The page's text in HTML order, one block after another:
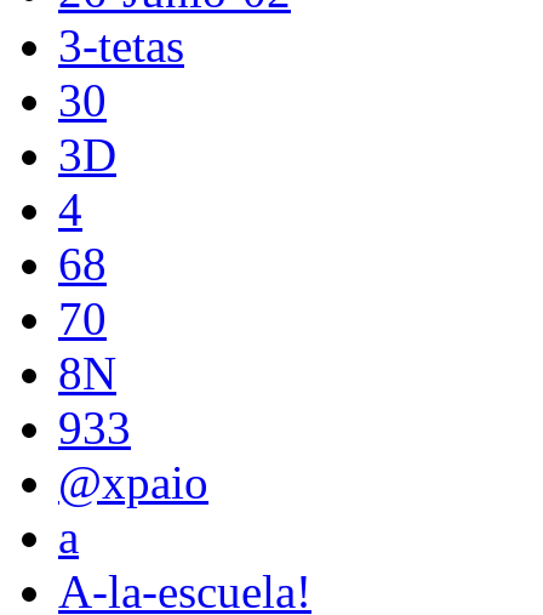
3-tetas
30
3D
4
68
70
8N
933
@xpaio
a
A-la-escuela!